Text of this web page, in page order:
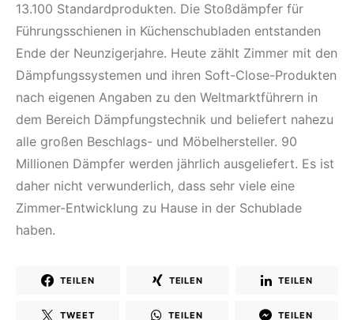
13.100 Standardprodukten. Die Stoßdämpfer für
Führungsschienen in Küchenschubladen entstanden
Ende der Neunzigerjahre. Heute zählt Zimmer mit den
Dämpfungssystemen und ihren Soft-Close-Produkten
nach eigenen Angaben zu den Weltmarktführern in
dem Bereich Dämpfungstechnik und beliefert nahezu
alle großen Beschlags- und Möbelhersteller. 90
Millionen Dämpfer werden jährlich ausgeliefert. Es ist
daher nicht verwunderlich, dass sehr viele eine
Zimmer-Entwicklung zu Hause in der Schublade
haben.
TEILEN TEILEN TEILEN
TWEET TEILEN TEILEN